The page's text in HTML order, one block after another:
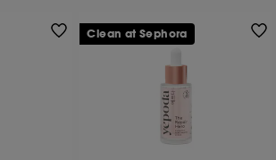
Clean at Sephora